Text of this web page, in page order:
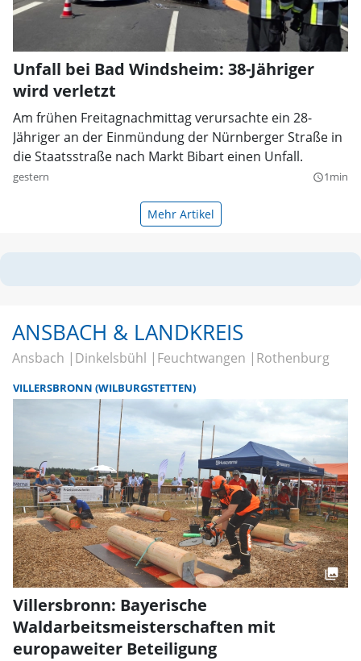
Unfall bei Bad Windsheim: 38-Jähriger
wird verletzt
Am frühen Freitagnachmittag verursachte ein 28-
Jähriger an der Einmündung der Nürnberger Straße in
die Staatsstraße nach Markt Bibart einen Unfall.
gestern query_builder1min
Mehr Artikel
ANSBACH & LANDKREIS
Ansbach Dinkelsbühl Feuchtwangen Rothenburg
VILLERSBRONN (WILBURGSTETTEN)
Villersbronn: Bayerische
Waldarbeitsmeisterschaften mit
europaweiter Beteiligung